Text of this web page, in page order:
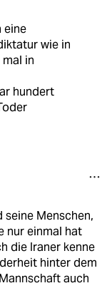
eine
wie in
in
hundert
seine Menschen,
nur einmal hat
die Iraner kenne
hinter dem
auch